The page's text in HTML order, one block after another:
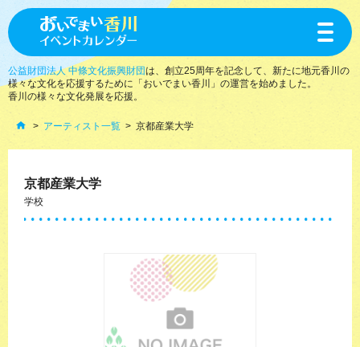
toggle
公益財団法人 中條文化振興財団は、創立25周年を記念して、新たに地元香川の
様々な文化を応援するために「おいでまい香川」の運営を始めました。
香川の様々な文化発展を応援。
アーティスト一覧 京都産業大学
京都産業大学
学校